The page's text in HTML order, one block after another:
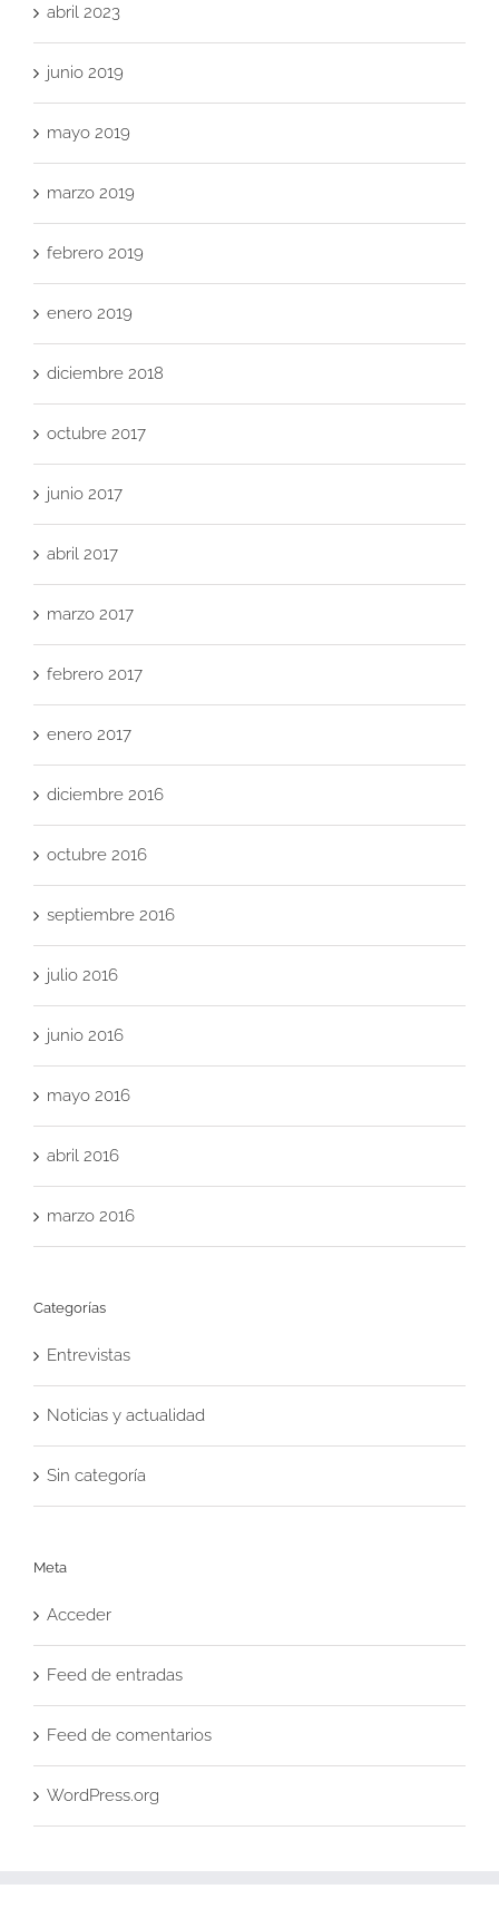
abril 2023
junio 2019
mayo 2019
marzo 2019
febrero 2019
enero 2019
diciembre 2018
octubre 2017
junio 2017
abril 2017
marzo 2017
febrero 2017
enero 2017
diciembre 2016
octubre 2016
septiembre 2016
julio 2016
junio 2016
mayo 2016
abril 2016
marzo 2016
Categorías
Entrevistas
Noticias y actualidad
Sin categoría
Meta
Acceder
Feed de entradas
Feed de comentarios
WordPress.org